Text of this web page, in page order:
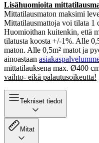
Lisähuomioita
Mittatilausmaton maksimi
Mittatilausmattoja voi tilata 1
Huomioithan kuitenkin, että
tilatusta koosta +/-1%. Alle
maton. Alle 0,5m² matot ja
ainoastaan
mittatilauksena max. Ø400
vaihto- eikä palautusoikeutta!
Tekniset tiedot
Mitat